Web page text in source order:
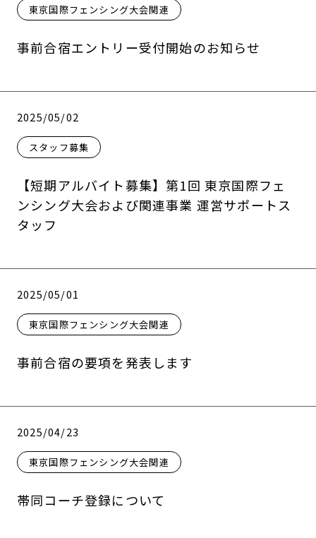
東京国際フェンシング大会関連
事前合宿エントリー受付開始のお知らせ
2025/05/02
スタッフ募集
【短期アルバイト募集】第1回 東京国際フェ
ンシング大会および関連事業 運営サポートス
タッフ
2025/05/01
東京国際フェンシング大会関連
事前合宿の要項を発表します
2025/04/23
東京国際フェンシング大会関連
帯同コーチ登録について